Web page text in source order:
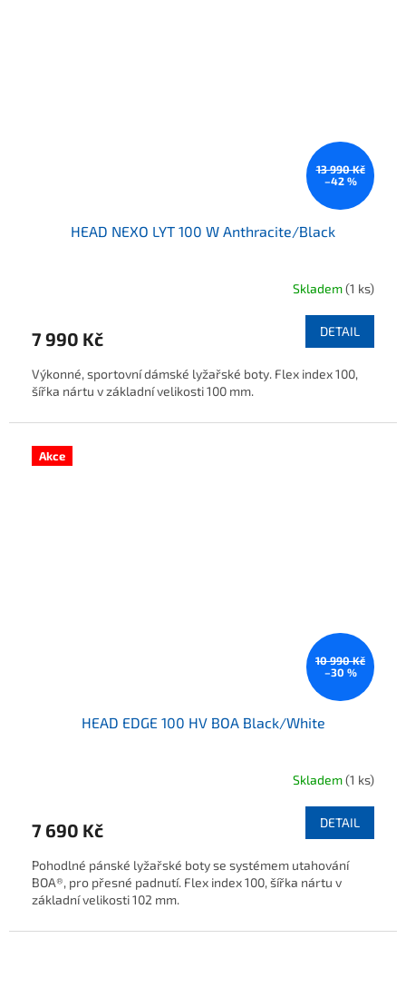
13 990 Kč
–42 %
HEAD NEXO LYT 100 W Anthracite/Black
Skladem(1 ks)
7 990 Kč DETAIL
Výkonné, sportovní dámské lyžařské boty. Flex index 100,
šířka nártu v základní velikosti 100 mm.
Akce
10 990 Kč
–30 %
HEAD EDGE 100 HV BOA Black/White
Skladem(1 ks)
7 690 Kč DETAIL
Pohodlné pánské lyžařské boty se systémem utahování
BOA®, pro přesné padnutí. Flex index 100, šířka nártu v
základní velikosti 102 mm.